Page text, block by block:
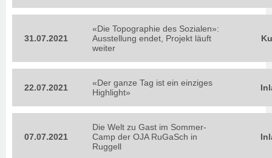
31.07.2021
«Die Topographie des Sozialen»:
Ausstellung endet, Projekt läuft
weiter
22.07.2021
«Der ganze Tag ist ein einziges
Highlight»
07.07.2021
Die Welt zu Gast im Sommer-
Camp der OJA RuGaSch in
Ruggell